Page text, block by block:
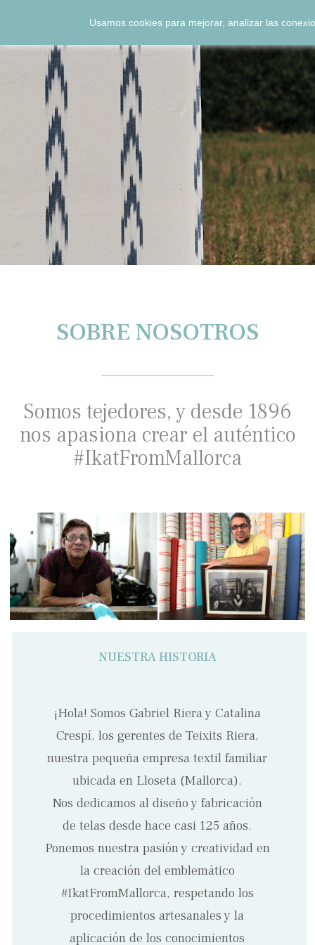
Usamos cookies para mejorar, analizar las
SOBRE NOSOTROS
Somos tejedores, y desde 1896
nos apasiona crear el auténtico
#IkatFromMallorca
NUESTRA HISTORIA
¡Hola! Somos Gabriel Riera y Catalina
Crespí, los gerentes de Teixits Riera,
nuestra pequeña empresa textil familiar
ubicada en Lloseta (Mallorca).
Nos dedicamos al diseño y fabricación
de telas desde hace casi 125 años.
Ponemos nuestra pasión y creatividad en
la creación del emblemático
#IkatFromMallorca, respetando los
procedimientos artesanales y la
aplicación de los conocimientos